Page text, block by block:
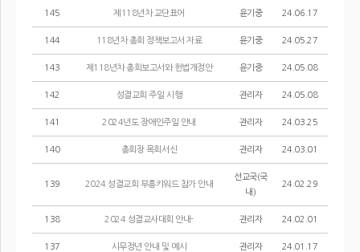
145 제118년차 교단표어 윤기중 24.06.17
144 118년차 총회 정책보고서 자료 윤기중 24.05.27
143 제118년차 총회보고서와 헌법개정안 윤기중 24.05.08
142 성결교회 주일 시행 관리자 24.05.08
141 2024년도 장애인주일 안내 관리자 24.03.25
140 총회장 목회서신 관리자 24.03.01
139 2024 성결교회 부흥키워드 참가 안내
선교국(국
내)
24.02.29
138 2024 성결교사대회 안내- 관리자 24.02.01
137 시무정년 안내 및 예시 관리자 24.01.17